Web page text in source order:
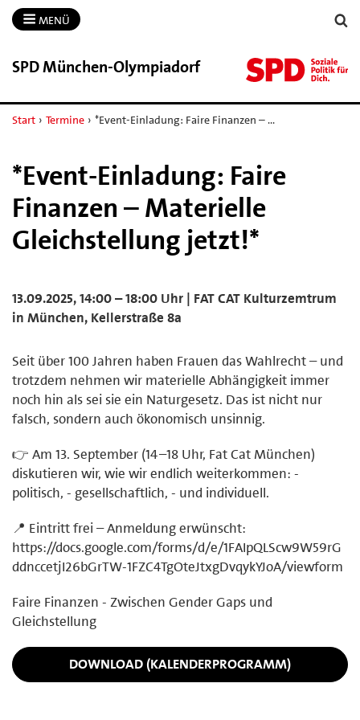
MENÜ
SPD München-​Olympiadorf
Start › Termine › *Event-Einladung: Faire Finanzen – …
*Event-Einladung: Faire
Finanzen – Materielle
Gleichstellung jetzt!*
13.09.2025, 14:00 – 18:00 Uhr | FAT CAT Kulturzemtrum
in München, Kellerstraße 8a
Seit über 100 Jahren haben Frauen das Wahlrecht – und
trotzdem nehmen wir materielle Abhängigkeit immer
noch hin als sei sie ein Naturgesetz. Das ist nicht nur
falsch, sondern auch ökonomisch unsinnig.
👉 Am 13. September (14–18 Uhr, Fat Cat München)
diskutieren wir, wie wir endlich weiterkommen: -
politisch, - gesellschaftlich, - und individuell.
📍 Eintritt frei – Anmeldung erwünscht:
https://docs.google.com/forms/d/e/1FAIpQLScw9W59rG
ddnccetjI26bGrTW-1FZC4TgOteJtxgDvqykYJoA/viewform
Faire Finanzen - Zwischen Gender Gaps und
Gleichstellung
DOWNLOAD (KALENDERPROGRAMM)